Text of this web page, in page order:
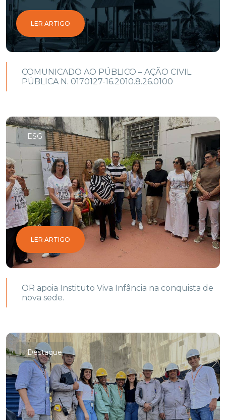
LER ARTIGO
COMUNICADO AO PÚBLICO – AÇÃO CIVIL
PÚBLICA N. 0170127-16.2010.8.26.0100
ESG
LER ARTIGO
OR apoia Instituto Viva Infância na conquista de
nova sede.
Destaque